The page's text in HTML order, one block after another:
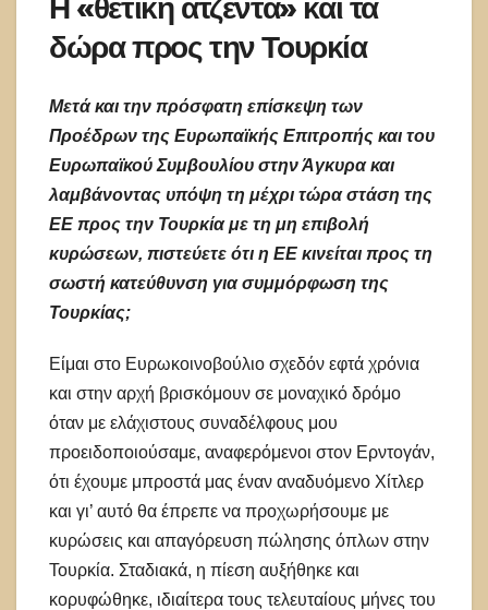
Η «θετική ατζέντα» και τα
δώρα προς την Τουρκία
Μετά και την πρόσφατη επίσκεψη των
Προέδρων της Ευρωπαϊκής Επιτροπής και του
Ευρωπαϊκού Συμβουλίου στην Άγκυρα και
λαμβάνοντας υπόψη τη μέχρι τώρα στάση της
ΕΕ προς την Τουρκία με τη μη επιβολή
κυρώσεων, πιστεύετε ότι η ΕΕ κινείται προς τη
σωστή κατεύθυνση για συμμόρφωση της
Τουρκίας;
Είμαι στο Ευρωκοινοβούλιο σχεδόν εφτά χρόνια
και στην αρχή βρισκόμουν σε μοναχικό δρόμο
όταν με ελάχιστους συναδέλφους μου
προειδοποιούσαμε, αναφερόμενοι στον Ερντογάν,
ότι έχουμε μπροστά μας έναν αναδυόμενο Χίτλερ
και γι’ αυτό θα έπρεπε να προχωρήσουμε με
κυρώσεις και απαγόρευση πώλησης όπλων στην
Τουρκία. Σταδιακά, η πίεση αυξήθηκε και
κορυφώθηκε, ιδιαίτερα τους τελευταίους μήνες του